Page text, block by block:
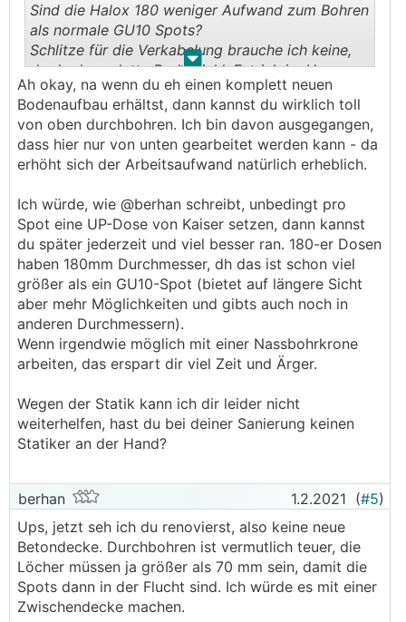
. .
Sind die Halox 180 weniger Aufwand zum Bohren
als normale GU10 Spots?
Schlitze für die Verkabelung brauche ich keine,
da der komplette Boden inkl. Estrich im Haus
entfernt wurde und ich vom 1. Stock einfach die
Kabel runterbohren kann.
Hier hab ich nur Bedenken bezüglich der Statik
wenn ich so viele Löcher für die Spots in die
Decke bohre.
Ah okay, na wenn du eh einen komplett neuen
Bodenaufbau erhältst, dann kannst du wirklich toll
von oben durchbohren. Ich bin davon ausgegangen,
dass hier nur von unten gearbeitet werden kann - da
erhöht sich der Arbeitsaufwand natürlich erheblich.
Ich würde, wie @berhan schreibt, unbedingt pro
Spot eine UP-Dose von Kaiser setzen, dann kannst
du später jederzeit und viel besser ran. 180-er Dosen
haben 180mm Durchmesser, dh das ist schon viel
größer als ein GU10-Spot (bietet auf längere Sicht
aber mehr Möglichkeiten und gibts auch noch in
anderen Durchmessern).
Wenn irgendwie möglich mit einer Nassbohrkrone
arbeiten, das erspart dir viel Zeit und Ärger.
Wegen der Statik kann ich dir leider nicht
weiterhelfen, hast du bei deiner Sanierung keinen
Statiker an der Hand?
berhan 1.2.2021 (#5)
Ups, jetzt seh ich du renovierst, also keine neue
Betondecke. Durchbohren ist vermutlich teuer, die
Löcher müssen ja größer als 70 mm sein, damit die
Spots dann in der Flucht sind. Ich würde es mit einer
Zwischendecke machen.